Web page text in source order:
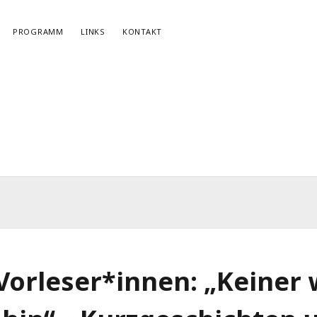
PROGRAMM LINKS KONTAKT
„Keiner